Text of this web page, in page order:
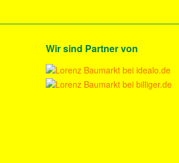
Wir sind Partner von